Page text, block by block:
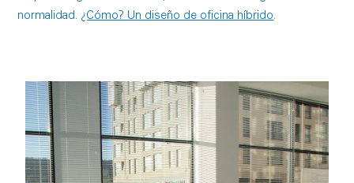
normalidad. ¿Cómo? Un diseño de oficina híbrido.